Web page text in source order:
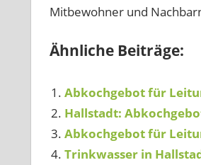
Mitbewohner und
Ähnliche Beiträge:
Abkochgebot für
Hallstadt:
Abkochgebot für
Trinkwasser in